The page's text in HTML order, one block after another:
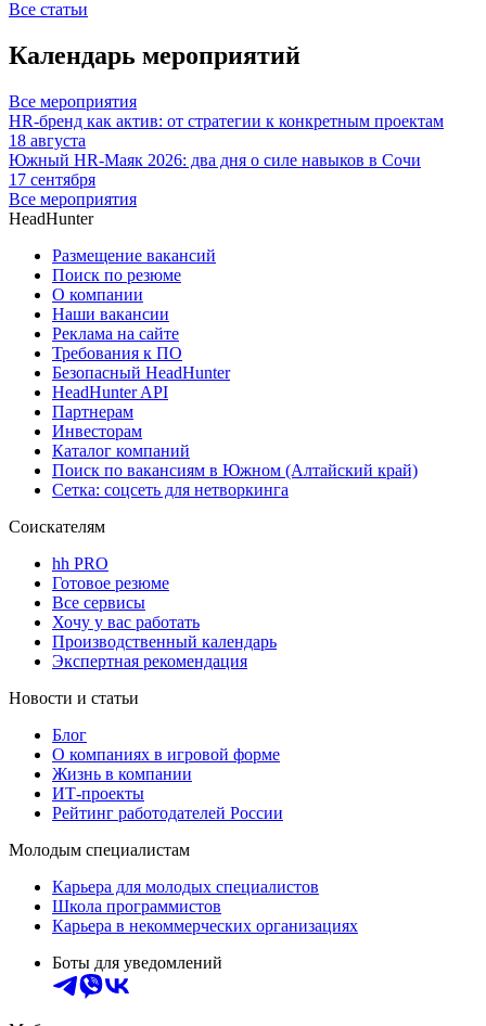
Все статьи
Календарь мероприятий
Все мероприятия
HR-бренд как актив: от стратегии к конкретным проектам
18 августа
Южный HR-Маяк 2026: два дня о силе навыков в Сочи
17 сентября
Все мероприятия
HeadHunter
Размещение вакансий
Поиск по резюме
О компании
Наши вакансии
Реклама на сайте
Требования к ПО
Безопасный HeadHunter
HeadHunter API
Партнерам
Инвесторам
Каталог компаний
Поиск по вакансиям в Южном (Алтайский край)
Сетка: соцсеть для нетворкинга
Соискателям
hh PRO
Готовое резюме
Все сервисы
Хочу у вас работать
Производственный календарь
Экспертная рекомендация
Новости и статьи
Блог
О компаниях в игровой форме
Жизнь в компании
ИТ-проекты
Рейтинг работодателей России
Молодым специалистам
Карьера для молодых специалистов
Школа программистов
Карьера в некоммерческих организациях
Боты для уведомлений